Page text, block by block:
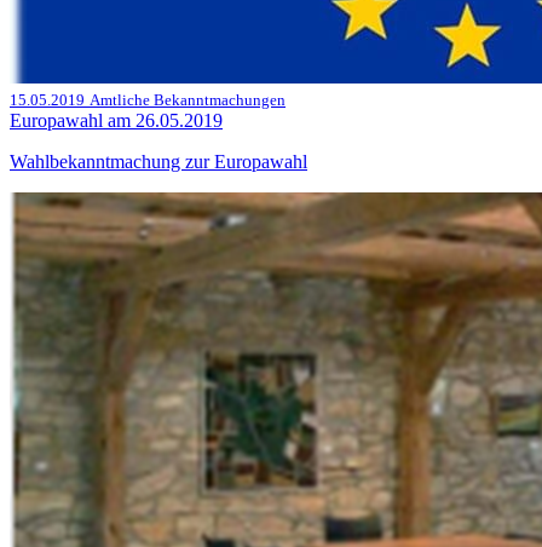
15.05.2019 Amtliche Bekanntmachungen
Europawahl am 26.05.2019
Wahlbekanntmachung zur Europawahl